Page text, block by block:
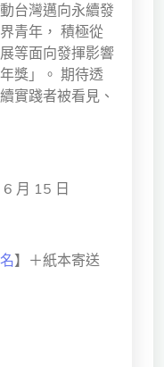
台灣邁向永續發
青年， 積極從
等面向發揮影響
獎」。 期待透
實踐者被看見、
月 15 日
】＋紙本寄送